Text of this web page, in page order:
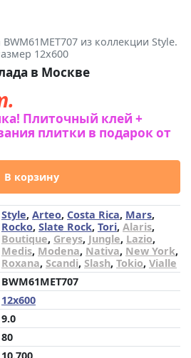
из коллекции Style.
12x600
в Москве
Плиточный клей +
плитки в подарок от
В корзину
Style, Arteo, Costa Rica, Mars,
Rocko, Slate Rock, Tori, Alaris,
Boutique, Greys, Jungle, Lazio,
Medis, Modena, Nativa, New York,
Roxana, Scandi, Slash, Tokio, Vialle
BWM61MET707
12x600
9.0
80
10.700